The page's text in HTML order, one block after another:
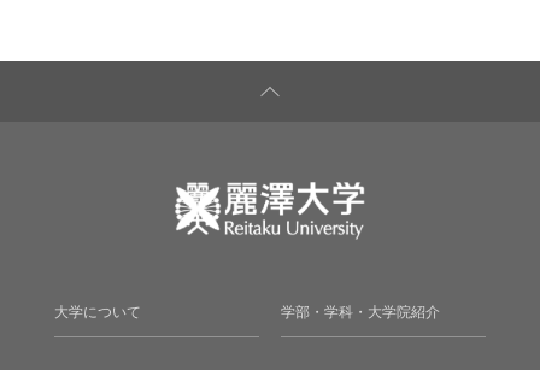
大学について 学部・学科・大学院紹介